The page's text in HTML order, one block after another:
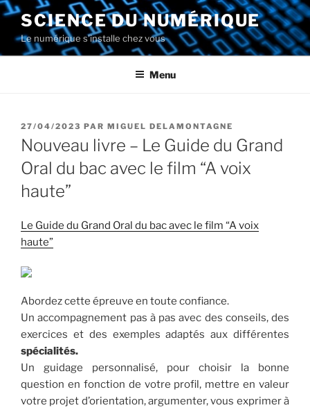
Aller
contenu
principal
SCIENCE DU NUMÉRIQUE
Le numérique s'installe chez vous
Menu
PUBLIÉ
LE
27/04/2023 PAR MIGUEL DELAMONTAGNE
Nouveau livre – Le Guide du Grand
Oral du bac avec le film “A voix
haute”
Le Guide du Grand Oral du bac avec le film “A voix
haute”
Abordez cette épreuve en toute confiance.
Un accompagnement pas à pas avec des conseils, des
exercices et des exemples adaptés aux différentes
spécialités.
Un guidage personnalisé, pour choisir la bonne
question en fonction de votre profil, mettre en valeur
votre projet d’orientation, argumenter, vous exprimer à